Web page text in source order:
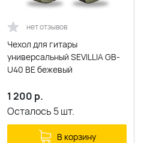
нет отзывов
Чехол для гитары
универсальный SEVILLIA GB-
U40 BE бежевый
1 200 р.
Осталось 5шт.
В корзину